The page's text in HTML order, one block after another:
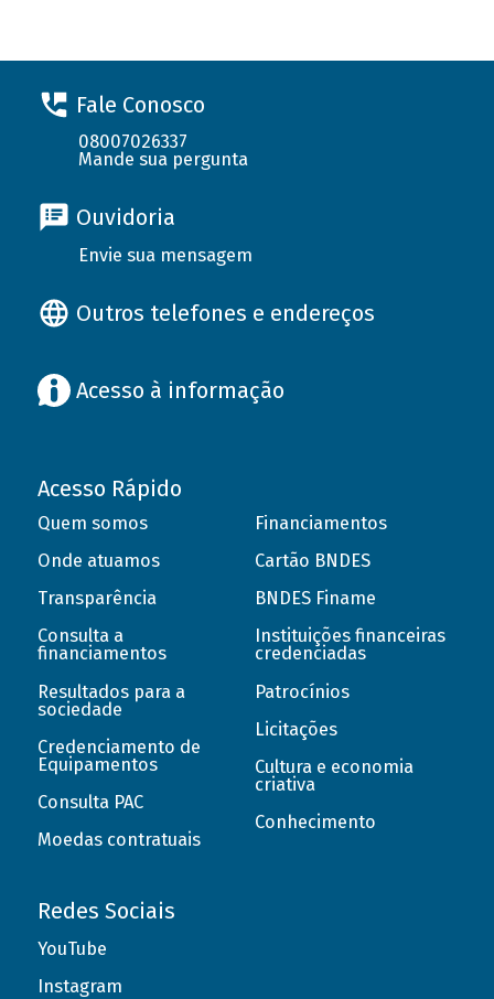
Fale Conosco
08007026337
Mande sua pergunta
Ouvidoria
Envie sua mensagem
Outros telefones e endereços
Acesso à informação
Acesso Rápido
Quem somos
Onde atuamos
Transparência
Consulta a
financiamentos
Resultados para a
sociedade
Credenciamento de
Equipamentos
Consulta PAC
Moedas contratuais
Financiamentos
Cartão BNDES
BNDES Finame
Instituições financeiras
credenciadas
Patrocínios
Licitações
Cultura e economia
criativa
Conhecimento
Redes Sociais
YouTube
Instagram